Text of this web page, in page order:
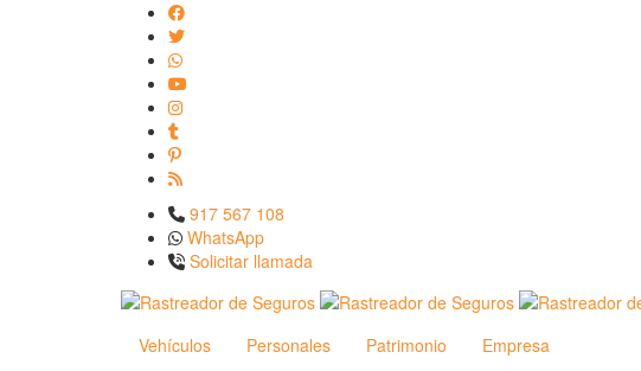
917 567 108
WhatsApp
Solicitar llamada
Vehículos Personales Patrimonio Empresa